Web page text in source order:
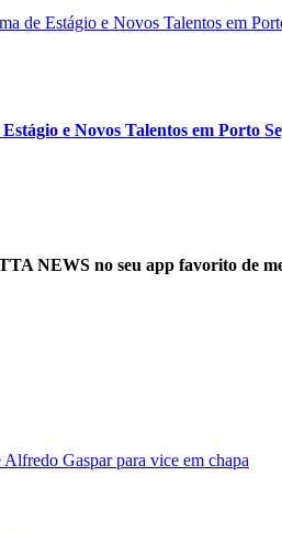
e Novos Talentos em Porto
NEWS no seu app favorito de